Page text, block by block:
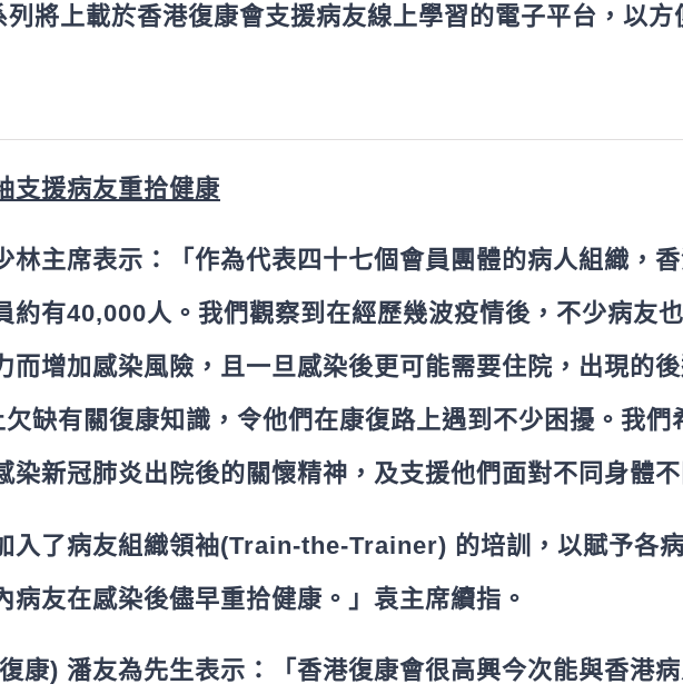
列將上載於香港復康會支援病友線上學習的電子平台，以
支援病友重拾健康
林主席表示：「作為代表四十七個會員團體的病人組織，
約有40,000人。我們觀察到在經歷幾波疫情後，不少病友
而增加感染風險，且一旦感染後更可能需要住院，出現的
缺有關復康知識，令他們在康復路上遇到不少困擾。我
染新冠肺炎出院後的關懷精神，及支援他們面對不同身體不
入了病友組織領袖(Train-the-Trainer) 的培訓，以賦予各
病友在感染後儘早重拾健康。」袁主席續指。
康) 潘友為先生表示：「香港復康會很高興今次能與香港